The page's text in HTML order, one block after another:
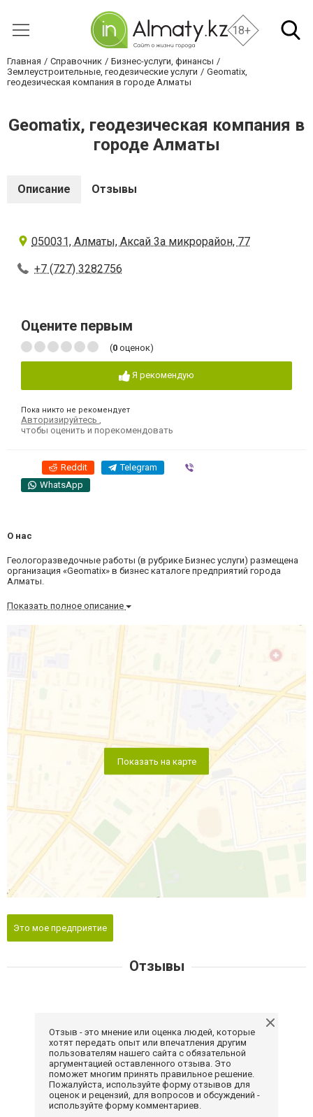
18+
Главная Справочник
Бизнес-услуги, финансы
Землеустроительные, геодезические услуги
Geomatix,
геодезическая компания в городе Алматы
Geomatix, геодезическая компания в
городе Алматы
Описание Отзывы
050031, Алматы, Аксай 3а микрорайон, 77
+7 (727) 3282756
Оцените первым
(0 оценок)
Я рекомендую
Пока никто не рекомендует
Авторизируйтесь
чтобы оценить и порекомендовать
Reddit Telegram
WhatsApp
О нас
Геологоразведочные работы (в рубрике Бизнес услуги) размещена
организация «Geomatix» в бизнес каталоге предприятий города
Алматы.
Показать полное описание
Показать на карте
Это мое предприятие
Отзывы
Отзыв - это мнение или оценка людей, которые
хотят передать опыт или впечатления другим
пользователям нашего сайта с обязательной
аргументацией оставленного отзыва. Это
поможет многим принять правильное решение.
Пожалуйста, используйте форму отзывов для
оценок и рецензий, для вопросов и обсуждений -
используйте форму комментариев.